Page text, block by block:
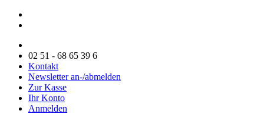
02 51 - 68 65 39 6
Kontakt
Newsletter an-/abmelden
Zur Kasse
Ihr Konto
Anmelden